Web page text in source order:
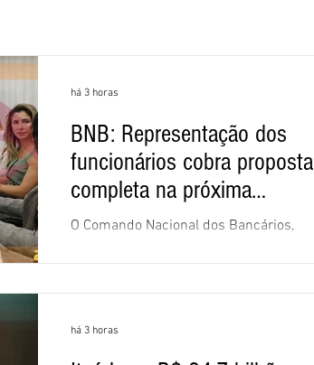
BNB: Representação dos
funcionários cobra proposta
completa na próxima
negociação
O Comando Nacional dos Bancários,
dos Funcionários do Banco do
Nordeste do Brasil (CNFBNB), concluiu
apresentação e o debate da pauta
específica dos trabalhadores do BNB.
há 3 horas
há 3 horas